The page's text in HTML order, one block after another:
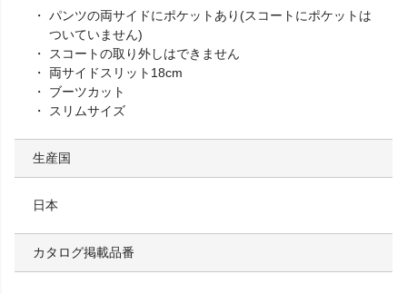
パンツの両サイドにポケットあり(スコートにポケットは
ついていません)
スコートの取り外しはできません
両サイドスリット18cm
ブーツカット
スリムサイズ
生産国
日本
カタログ掲載品番